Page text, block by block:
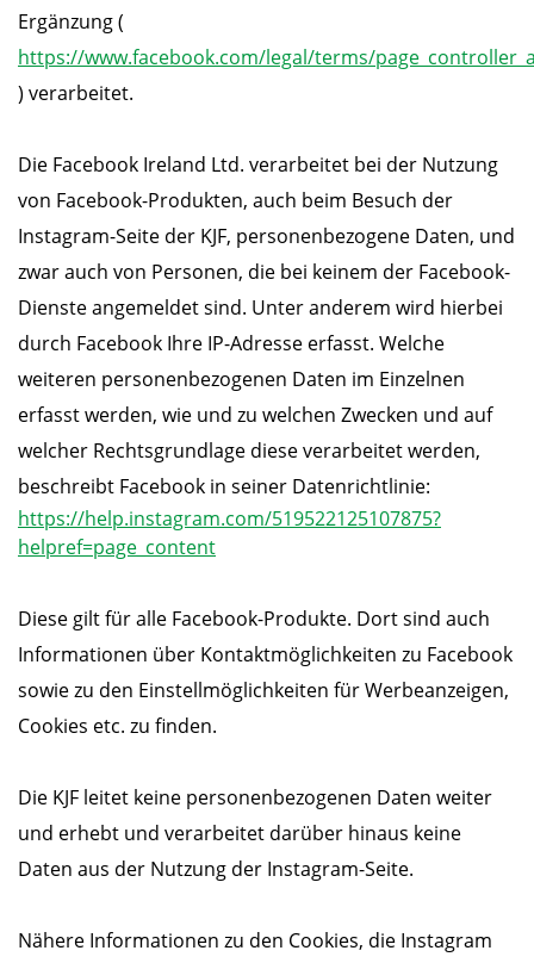
Ergänzung (
https://www.facebook.com/legal/terms/
) verarbeitet.
Die Facebook Ireland Ltd. verarbeitet bei der Nutzung
von Facebook-Produkten, auch beim Besuch der
Instagram-Seite der KJF, personenbezogene Daten, und
zwar auch von Personen, die bei keinem der Facebook-
Dienste angemeldet sind. Unter anderem wird hierbei
durch Facebook Ihre IP-Adresse erfasst. Welche
weiteren personenbezogenen Daten im Einzelnen
erfasst werden, wie und zu welchen Zwecken und auf
welcher Rechtsgrundlage diese verarbeitet werden,
beschreibt Facebook in seiner Datenrichtlinie:
https://help.instagram.com/519522125107875?
helpref=page_content
Diese gilt für alle Facebook-Produkte. Dort sind auch
Informationen über Kontaktmöglichkeiten zu Facebook
sowie zu den Einstellmöglichkeiten für Werbeanzeigen,
Cookies etc. zu finden.
Die KJF leitet keine personenbezogenen Daten weiter
und erhebt und verarbeitet darüber hinaus keine
Daten aus der Nutzung der Instagram-Seite.
Nähere Informationen zu den Cookies, die Instagram